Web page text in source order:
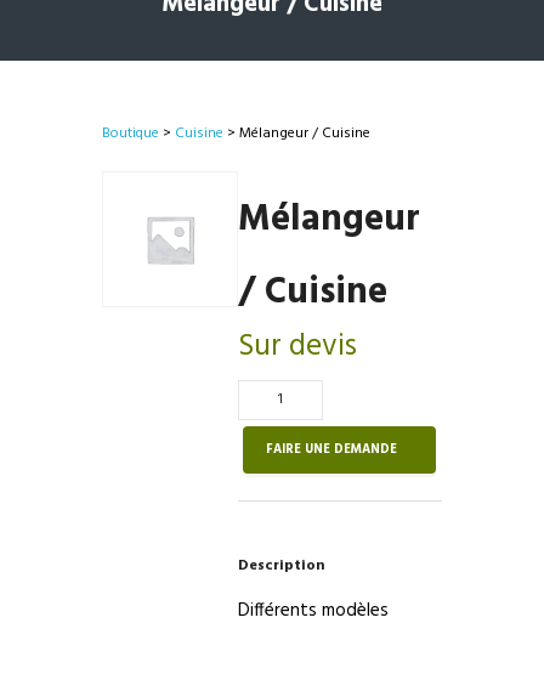
Boutique > Cuisine > Mélangeur / Cuisine
Mélangeur
/ Cuisine
Sur devis
Quantité
de
Mélangeur
FAIRE UNE DEMANDE
Description
Différents modèles